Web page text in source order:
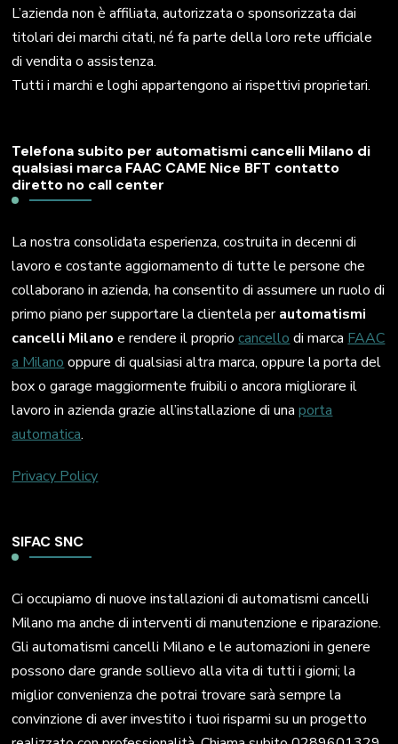
L’azienda non è affiliata, autorizzata o sponsorizzata dai
titolari dei marchi citati, né fa parte della loro rete ufficiale
di vendita o assistenza.
Tutti i marchi e loghi appartengono ai rispettivi proprietari.
Telefona subito per automatismi cancelli Milano di
qualsiasi marca FAAC CAME Nice BFT contatto
diretto no call center
La nostra consolidata esperienza, costruita in decenni di
lavoro e costante aggiornamento di tutte le persone che
collaborano in azienda, ha consentito di assumere un ruolo di
primo piano per supportare la clientela perautomatismi
cancelli Milano e rendere il propriocancello di marca FAAC
a Milano oppure di qualsiasi altra marca, oppure la porta del
box o garage maggiormente fruibili o ancora migliorare il
lavoro in azienda grazie all’installazione di unaporta
automatica.
Privacy Policy
SIFAC SNC
Ci occupiamo di nuove installazioni di automatismi cancelli
Milano ma anche di interventi di manutenzione e riparazione.
Gli automatismi cancelli Milano e le automazioni in genere
possono dare grande sollievo alla vita di tutti i giorni; la
miglior convenienza che potrai trovare sarà sempre la
convinzione di aver investito i tuoi risparmi su un progetto